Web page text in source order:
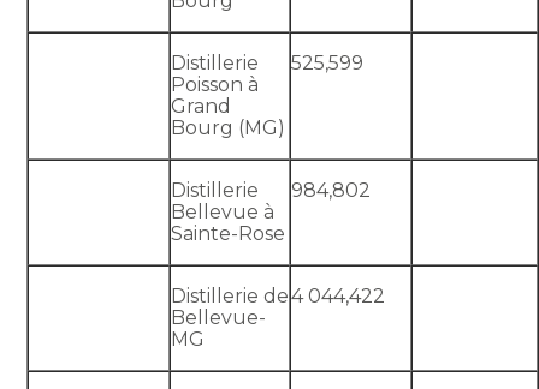
Distillerie
Poisson à
Grand
Bourg (MG)
525,599
Distillerie
Bellevue à
Sainte-Rose
984,802
Distillerie de
Bellevue-
MG
4 044,422